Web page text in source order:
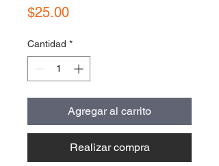
$25.00Precio
Cantidad *
Agregar al carrito
Realizar compra